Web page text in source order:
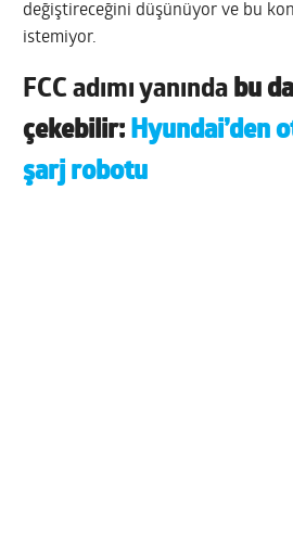
değiştireceğini düşünüyor ve bu
istemiyor.
FCC adımı yanında bu
çekebilir: Hyundai’den
şarj robotu